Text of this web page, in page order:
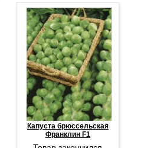
Капуста брюссельская
Франклин F1